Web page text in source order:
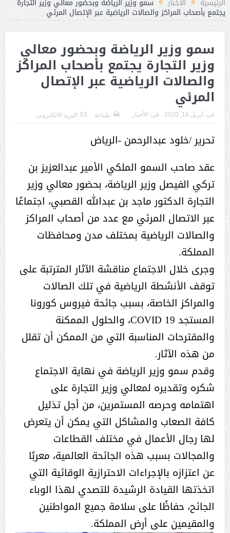
يجتمع بأصحاب المراكز والصالات الرياضية عبر الإتصال المرئي
سمو وزير الرياضة وبحضور معالي
وزير التجارة يجتمع بأصحاب المراكز
والصالات الرياضية عبر الإتصال
المرئي
فى: أبريل 16, 2020 فى: الأخبار طباعة البريد الالكترونى
تحرير /خلود عبدالرحمن -الرياض
عقد صاحب السمو الملكي الأمير عبدالعزيز بن
تركي الفيصل وزير الرياضة، بحضور معالي وزير
التجارة الدكتور ماجد بن عبدالله القصبي، اجتماعًا
عبر الاتصال المرئي مع عدد من أصحاب المراكز
والصالات الرياضية بمختلف مدن ومحافظات
المملكة.
وجرى خلال الاجتماع مناقشة الآثار المترتبة على
توقف الأنشطة الرياضية في تلك الصالات
والمراكز الخاصة، بسبب جائحة فيروس كورونا
المستجد COVID 19، والحلول الممكنة
والمقترحات المناسبة التي من الممكن أن تقلل
من هذه الآثار.
وقدم سمو وزير الرياضة في نهاية الاجتماع
شكره وتقديره لمعالي وزير التجارة على
اهتمامه وحرصه المستمرين، من أجل تذليل
كافة الصعاب والمشاكل التي يمكن أن يتعرض
لها رجال الأعمال في مختلف القطاعات
والمجالات بسبب هذه الجائحة العالمية، معربًا
عن اعتزازه بالإجراءات الاحترازية الوقائية التي
اتخذتها القيادة الرشيدة للتصدي لهذا الوباء
الجائح، حفاظًا على سلامة جميع المواطنين
والمقيمين على أرض المملكة.